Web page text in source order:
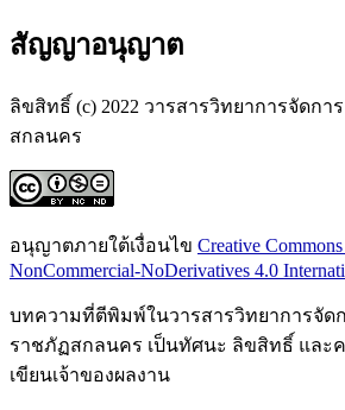
สัญญาอนุญาต
ลิขสิทธิ์ (c) 2022 วารสารวิทยาการจัดก
สกลนคร
อนุญาตภายใต้เงื่อนไข Creative
NonCommercial-NoDerivatives 4.0
บทความที่ตีพิมพ์ในวารสารวิทยาการจัด
ราชภัฏสกลนคร เป็นทัศนะ ลิขสิทธิ์ และ
เขียนเจ้าของผลงาน